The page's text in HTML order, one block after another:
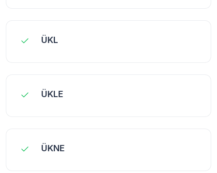
ÜKL
ÜKLE
ÜKNE